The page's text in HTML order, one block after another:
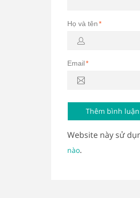
Họ và tên*
Email*
Website này sử
nào.